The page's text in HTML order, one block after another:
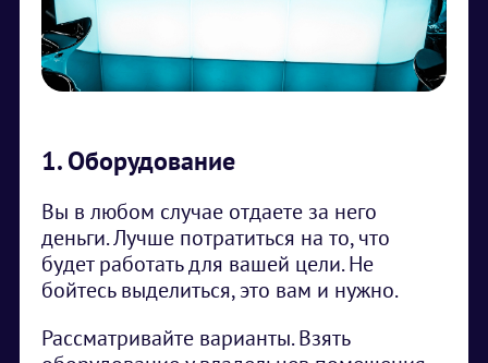
1. Оборудование
Вы в любом случае отдаете за него
деньги. Лучше потратиться на то, что
будет работать для вашей цели. Не
бойтесь выделиться, это вам и нужно.
Рассматривайте варианты. Взять